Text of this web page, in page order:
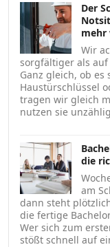
Der
mehr
Wir
sorgfältiger als
Ganz gleich, ob
Haustürschlüssel
tragen wir gleich
nutzen sie
die
am
dann steht
die fertige
Wer sich zum
stößt schnell auf